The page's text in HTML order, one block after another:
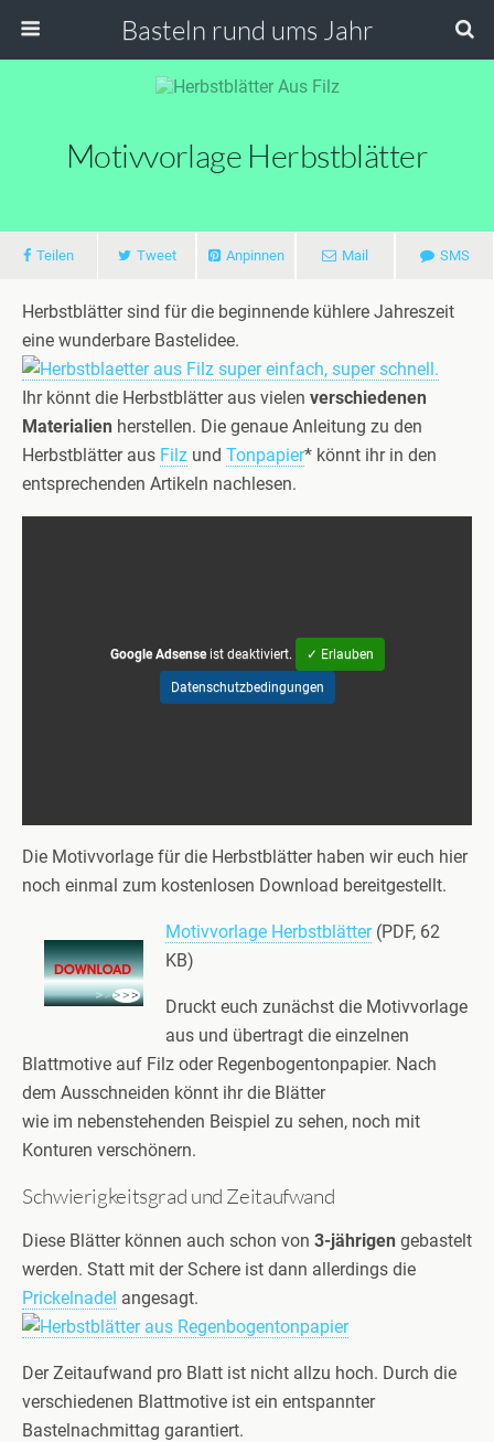
Basteln rund ums Jahr
Motivvorlage Herbstblätter
Teilen Tweet Anpinnen Mail SMS
Herbstblätter sind für die beginnende kühlere Jahreszeit
eine wunderbare Bastelidee.
Ihr könnt die Herbstblätter aus vielen verschiedenen
Materialien herstellen. Die genaue Anleitung zu den
Herbstblätter aus Filz und Tonpapier* könnt ihr in den
entsprechenden Artikeln nachlesen.
Google Adsenseist deaktiviert. ✓ Erlauben
Datenschutzbedingungen
Die Motivvorlage für die Herbstblätter haben wir euch hier
noch einmal zum kostenlosen Download bereitgestellt.
Motivvorlage Herbstblätter(PDF, 62
KB)
Druckt euch zunächst die Motivvorlage
aus und übertragt die einzelnen
Blattmotive auf Filz oder Regenbogentonpapier. Nach
dem Ausschneiden könnt ihr die Blätter
wie im nebenstehenden Beispiel zu sehen, noch mit
Konturen verschönern.
Schwierigkeitsgrad und Zeitaufwand
Diese Blätter können auch schon von 3-jährigen gebastelt
werden. Statt mit der Schere ist dann allerdings die
Prickelnadel angesagt.
Der Zeitaufwand pro Blatt ist nicht allzu hoch. Durch die
verschiedenen Blattmotive ist ein entspannter
Bastelnachmittag garantiert.